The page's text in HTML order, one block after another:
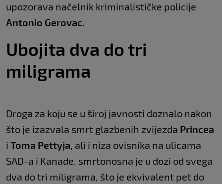
upozorava načelnik kriminalističke policije
Antonio Gerovac.
Ubojita dva do tri
miligrama
Droga za koju se u široj javnosti doznalo nakon
što je izazvala smrt glazbenih zvijezda Princea
i Toma Pettyja, ali i niza ovisnika na ulicama
SAD-a i Kanade, smrtonosna je u dozi od svega
dva do tri miligrama, što je ekvivalent pet do